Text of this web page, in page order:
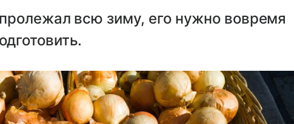
всю зиму, его нужно вовремя